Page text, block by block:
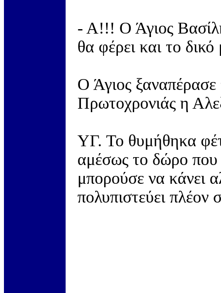
- Α!!! Ο Άγιος
θα φέρει και το
Ο Άγιος
Πρωτοχρονιάς η
ΥΓ. Το θυμήθηκα
αμέσως το δώρο
μπορούσε να κάνει
πολυπιστεύει